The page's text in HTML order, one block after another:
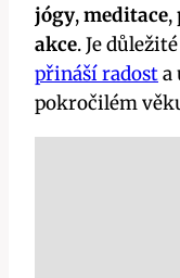
jógy,meditace,
akce. Je
přináší radosta
pokročilém